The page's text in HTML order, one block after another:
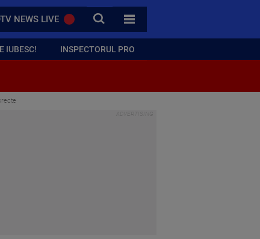
NEWS LIVE CAUTA
TOATE CATEGORIILE
IUBESC! INSPECTORUL PRO